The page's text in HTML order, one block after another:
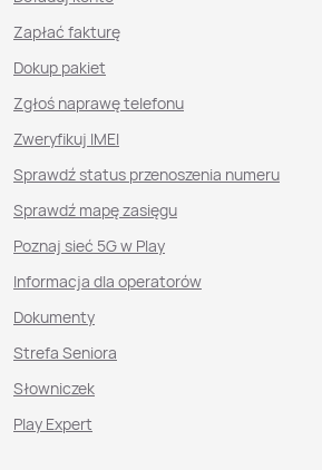
Zapłać fakturę
Dokup pakiet
Zgłoś naprawę telefonu
Zweryfikuj IMEI
Sprawdź status przenoszenia numeru
Sprawdź mapę zasięgu
Poznaj sieć 5G w Play
Informacja dla operatorów
Dokumenty
Strefa Seniora
Słowniczek
Play Expert